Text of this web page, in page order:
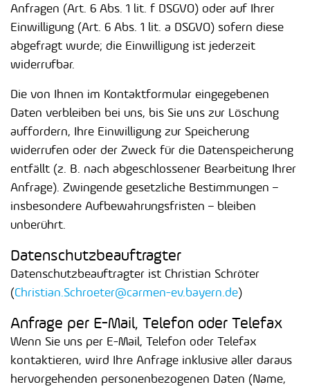
Anfragen (Art. 6 Abs. 1 lit. f DSGVO) oder auf Ihrer
Einwilligung (Art. 6 Abs. 1 lit. a DSGVO) sofern diese
abgefragt wurde; die Einwilligung ist jederzeit
widerrufbar.
Die von Ihnen im Kontaktformular eingegebenen
Daten verbleiben bei uns, bis Sie uns zur Löschung
auffordern, Ihre Einwilligung zur Speicherung
widerrufen oder der Zweck für die Datenspeicherung
entfällt (z. B. nach abgeschlossener Bearbeitung Ihrer
Anfrage). Zwingende gesetzliche Bestimmungen –
insbesondere Aufbewahrungsfristen – bleiben
unberührt.
Datenschutzbeauftragter
Datenschutzbeauftragter ist Christian Schröter
(Christian.Schroeter@carmen-ev.bayern.de)
Anfrage per E-Mail, Telefon oder Telefax
Wenn Sie uns per E-Mail, Telefon oder Telefax
kontaktieren, wird Ihre Anfrage inklusive aller daraus
hervorgehenden personenbezogenen Daten (Name,